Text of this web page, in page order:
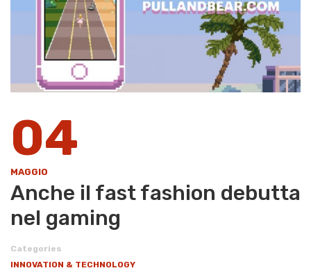
04
MAGGIO
Anche il fast fashion debutta
nel gaming
Categories
INNOVATION & TECHNOLOGY